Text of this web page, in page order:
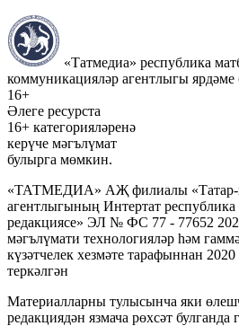
«Татмедиа» республика
коммуникацияләр агентлыгы ярдәме
16+
Әлеге ресурста
16+ категорияләренә
керүче мәгълүмат
булырга мөмкин.
«ТАТМЕДИА» АҖ филиалы «Татар-
агентлыгының Интертат республика
редакциясе» ЭЛ № ФС 77 - 77652
мәгълүмати технологияләр һәм
күзәтчелек хезмәте тарафыннан
теркәлгән
Материалларны тулысынча яки
редакциядән язмача рөхсәт